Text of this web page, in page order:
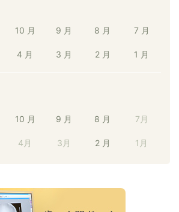
10 月 9 月 8 月 7 月
4 月 3 月 2 月 1 月
10 月 9 月 8 月 7月
4月 3月 2 月 1月